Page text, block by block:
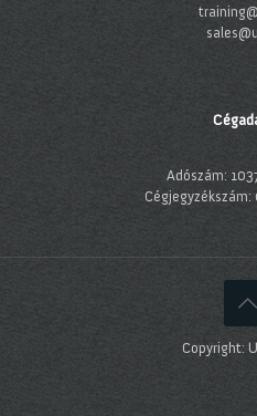
Adószám:
Copyright: